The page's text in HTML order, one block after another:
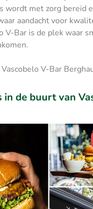
wordt met zorg bereid
aandacht voor
V-Bar is de plek waar
V-Bar
in de buurt van